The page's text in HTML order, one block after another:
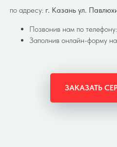
по адресу: г. Казань ул.
Позвонив нам по телефону:
Заполнив онлайн-форму
ЗАКАЗАТЬ